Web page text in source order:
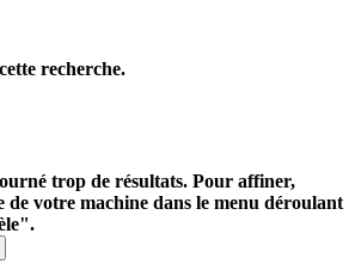
recherche.
trop de résultats. Pour affiner,
de votre machine dans le menu déroulant